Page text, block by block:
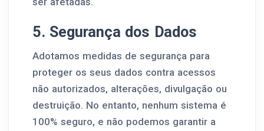
5. Segurança dos Dados
Adotamos medidas de segurança para
proteger os seus dados contra acessos
não autorizados, alterações, divulgação ou
destruição. No entanto, nenhum sistema é
100% seguro, e não podemos garantir a